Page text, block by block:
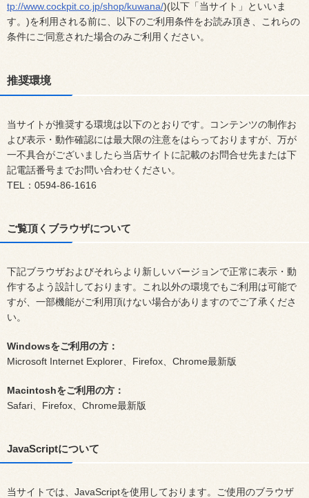
tp://www.cockpit.co.jp/shop/kuwana/)(以下「当サイト」といいま
す。)を利用される前に、以下のご利用条件をお読み頂き、これらの
条件にご同意された場合のみご利用ください。
推奨環境
当サイトが推奨する環境は以下のとおりです。コンテンツの制作お
よび表示・動作確認には最大限の注意をはらっておりますが、万が
一不具合がございましたら当店サイトに記載のお問合せ先または下
記電話番号までお問い合わせください。
TEL：0594-86-1616
ご覧頂くブラウザについて
下記ブラウザおよびそれらより新しいバージョンで正常に表示・動
作するよう設計しております。これ以外の環境でもご利用は可能で
すが、一部機能がご利用頂けない場合がありますのでご了承くださ
い。
Windowsをご利用の方：
Microsoft Internet Explorer、Firefox、Chrome最新版
Macintoshをご利用の方：
Safari、Firefox、Chrome最新版
JavaScriptについて
当サイトでは、JavaScriptを使用しております。ご使用のブラウザ